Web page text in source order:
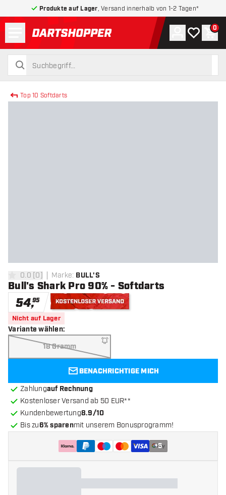
Produkte auf Lager , Versand innerhalb von 1-2 Tagen*
zurück zur Startseite
suchen
suchen
Konto
Meine 0
Top 10 Softdarts
0 Bewertungssterne
0.0 [0] Marke: BULL'S
Bull's Shark Pro 90% - Softdarts
54,95
Kostenloser Versand
Nicht auf Lager
Variante wählen:
18 Gramm
BENACHRICHTIGE MICH
Zahlungauf Rechnung
Kostenloser Versand ab 50 EUR**
Kundenbewertung8.9/10
Bis zu6% sparenmit unserem Bonusprogramm!
+5